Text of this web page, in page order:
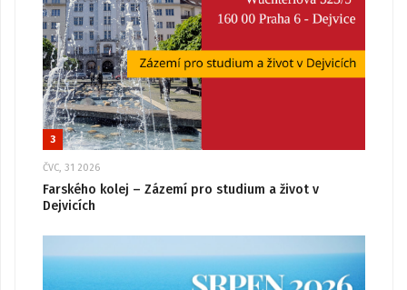
3
ČVC, 31 2026
Farského kolej – Zázemí pro studium a život v
Dejvicích